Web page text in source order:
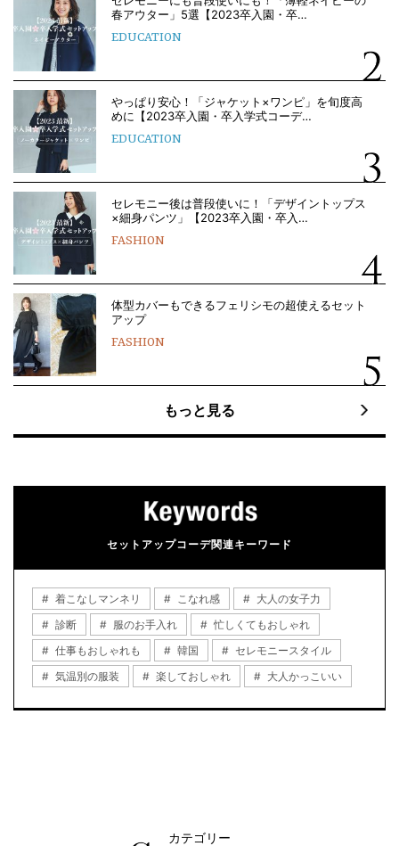
春アウター」5選【2023卒入園・卒…
EDUCATION
やっぱり安心！「ジャケット×ワンピ」を旬度高
めに【2023卒入園・卒入学式コーデ…
EDUCATION
セレモニー後は普段使いに！「デザイントップス
×細身パンツ」【2023卒入園・卒入…
FASHION
体型カバーもできるフェリシモの超使えるセット
アップ
FASHION
もっと見る
セットアップコーデ関連キーワード
着こなしマンネリ こなれ感
大人の女子力
診断
服のお手入れ
忙しくてもおしゃれ
仕事もおしゃれも
韓国
セレモニースタイル
気温別の服装
楽しておしゃれ 大人かっこいい
カテゴリー